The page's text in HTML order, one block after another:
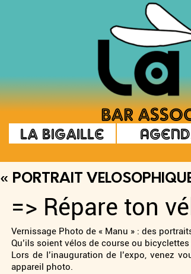
La Bigaille
« PORTRAIT
=> Répare ton
Vernissage Photo de « Manu » : des
Qu’ils soient vélos de course ou
Lors de l’inauguration de l’expo, venez
appareil photo.